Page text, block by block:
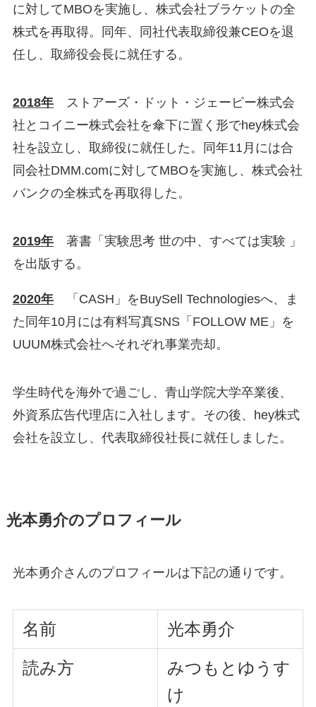
に対してMBOを実施し、株式会社ブラケットの全
株式を再取得。同年、同社代表取締役兼CEOを退
任し、取締役会長に就任する。
2018年ストアーズ・ドット・ジェーピー株式会
社とコイニー株式会社を傘下に置く形でhey株式会
社を設立し、取締役に就任した。同年11月には合
同会社DMM.comに対してMBOを実施し、株式会社
バンクの全株式を再取得した。
2019年著書「実験思考 世の中、すべては実験 」
を出版する。
2020年「CASH」をBuySell Technologiesへ、ま
た同年10月には有料写真SNS「FOLLOW ME」を
UUUM株式会社へそれぞれ事業売却。
学生時代を海外で過ごし、青山学院大学卒業後、
外資系広告代理店に入社します。その後、hey株式
会社を設立し、代表取締役社長に就任しました。
光本勇介のプロフィール
光本勇介さんのプロフィールは下記の通りです。
名前 光本勇介
読み方
みつもとゆうす
け